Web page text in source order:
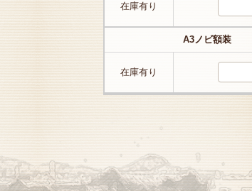
在庫有り
A3ノビ額装
在庫有り